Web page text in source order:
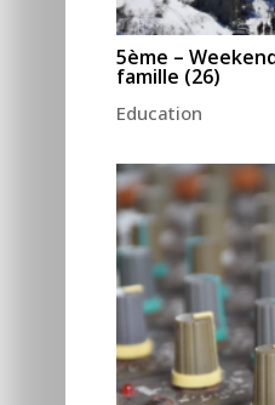
5ème –
famille (26)
Education